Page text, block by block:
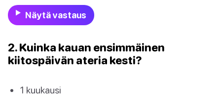
Näytä vastaus
2. Kuinka kauan ensimmäinen
kiitospäivän ateria kesti?
1 kuukausi